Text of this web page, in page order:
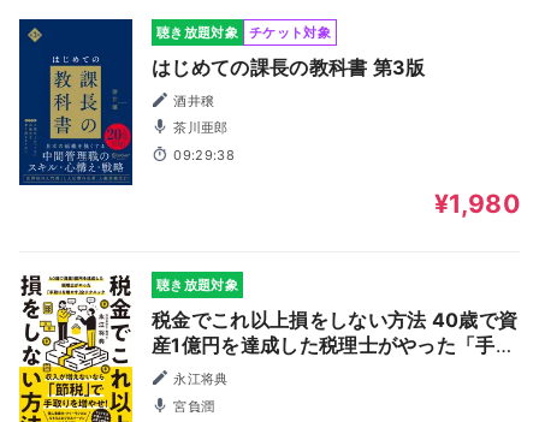
聴き放題対象 チケット対象
はじめての課長の教科書 第3版
酒井穣
茶川亜郎
09:29:38
¥1,980
聴き放題対象
税金でこれ以上損をしない方法 40歳で資
産1億円を達成した税理士がやった「手取
りを増やす」全テクニック
永江将典
宮負潤